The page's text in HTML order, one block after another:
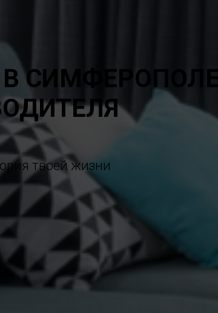
СИМФЕРОПОЛЕ
твоей жизни